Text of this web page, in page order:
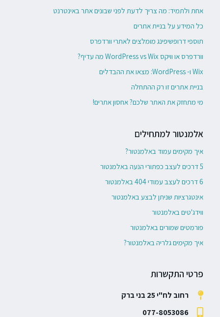
אחת ולתמיד: מה צריך לדעת לפני שבונים אתר באינטרנט
כל המידע על בניית אתרים
תוספי דרופשיפינג מומלצים לאתרי וורדפרס
וורדפרס או וויקס WordPress vs Wix מה עדיף?
Wix ו- WordPress: מצאו את ההבדלים
בניית אתרים זו רק ההתחלה
מי מתחזק את האתר שלכם? אחסון אתרים!
אלמנטור למתחילים
איך מקימים עמוד באלמנטור?
5 דרכים לעצב כפתורי הנעה באלמנטור
6 דרכים לעצב עמודי 404 באלמנטור
אינטגרציות שניתן לבצע באלמנטור
ווידג'טים באלמנטור
פורמטים שמורים באלמנטור
איך מקימים גלריה באלמנטור?
פרטי התקשרות
רחוב לח"י 25 בני ברק
077-8053086